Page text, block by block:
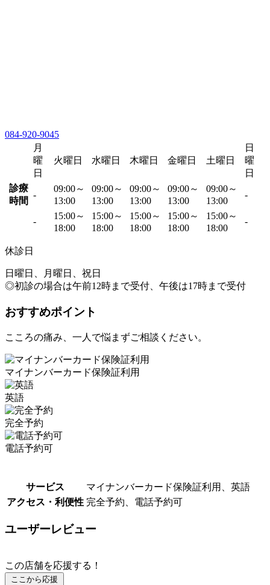
084-920-9045
月
曜
日
火曜日 水曜日 木曜日 金曜日 土曜日
日
曜
日
診療
時間
-
09:00～
13:00
09:00～
13:00
09:00～
13:00
09:00～
13:00
09:00～
13:00
-
-
15:00～
18:00
15:00～
18:00
15:00～
18:00
15:00～
18:00
15:00～
18:00
-
休診日
日曜日、月曜日、祝日
◎初診の場合は午前12時まで受付、午後は17時まで受付
おすすめポイント
こころの痛み、一人で悩まずご相談ください。
マイナンバーカード保険証利用
英語
完全予約
電話予約可
サービス
マイナンバーカード保険証利用、英語
アクセス・利便性 完全予約、電話予約可
ユーザーレビュー
この店舗を応援する！
ここから応援